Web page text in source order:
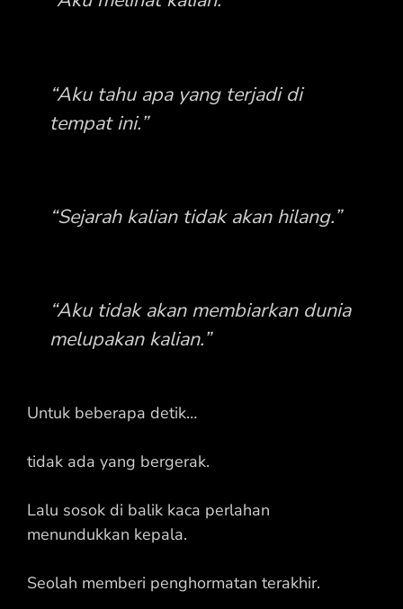
“Aku tahu apa yang terjadi di
tempat ini.”
“Sejarah kalian tidak akan hilang.”
“Aku tidak akan membiarkan dunia
melupakan kalian.”
Untuk beberapa detik…
tidak ada yang bergerak.
Lalu sosok di balik kaca perlahan
menundukkan kepala.
Seolah memberi penghormatan terakhir.